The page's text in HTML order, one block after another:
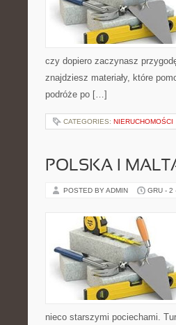
czy dopiero zaczynasz
znajdziesz materiały, które
podróże po […]
CATEGORIES: NIERUCHOMOŚCI
POLSKA I
POSTED BY ADMIN GRU - 2
nieco starszymi pociechami.